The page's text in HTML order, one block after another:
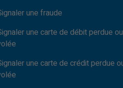
une fraude
une carte de débit perdue ou
une carte de crédit perdue